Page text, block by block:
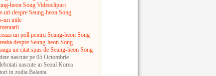
heon Song Videoclipuri
uri despre Seung-heon Song
uri utile
un poll pentru Seung-heon Song
despre Seung-heon Song
un citat spus de Seung-heon Song
nascute pe 05 Octombrie
nascute in Seoul Korea
in zodia Balanta